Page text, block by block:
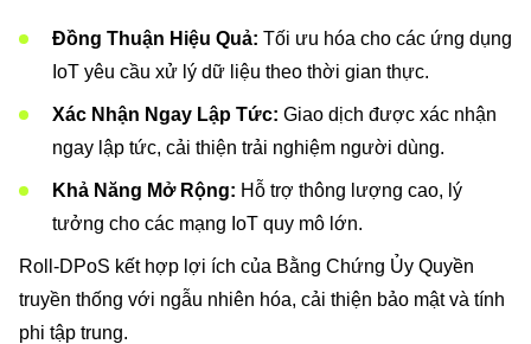
Đồng Thuận Hiệu Quả: Tối ưu hóa cho các ứng dụng
IoT yêu cầu xử lý dữ liệu theo thời gian thực.
Xác Nhận Ngay Lập Tức: Giao dịch được xác nhận
ngay lập tức, cải thiện trải nghiệm người dùng.
Khả Năng Mở Rộng: Hỗ trợ thông lượng cao, lý
tưởng cho các mạng IoT quy mô lớn.
Roll-DPoS kết hợp lợi ích của Bằng Chứng Ủy Quyền
truyền thống với ngẫu nhiên hóa, cải thiện bảo mật và tính
phi tập trung.